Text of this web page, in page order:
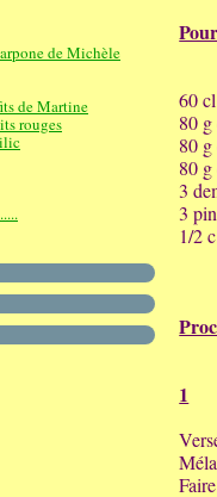
de Michèle
de Martine
rouges
60
80
80
80
3
3
1/2
1